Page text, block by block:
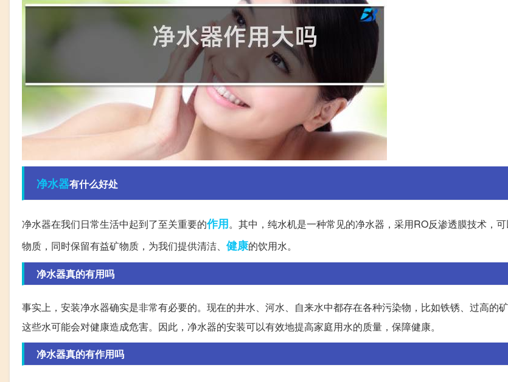
净水器有什么好处
净水器在我们日常生活中起到了至关重要的作用。其中，纯水机是一种常见的净水器，采用RO反渗透膜技术，
物质，同时保留有益矿物质，为我们提供清洁、 健康的饮用水。
净水器真的有用吗
事实上，安装净水器确实是非常有必要的。现在的井水、河水、自来水中都存在各种污染物，比如铁锈、过高的
这些水可能会对健康造成危害。因此，净水器的安装可以有效地提高家庭用水的质量，保障健康。
净水器真的有作用吗